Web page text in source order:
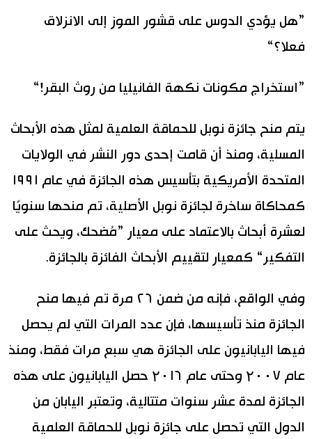
لايف ستايل
”هل يؤدي الدوس على قشور الموز إلى الانزلاق
فعلا؟“
”استخراج مكونات نكهة الفانيليا من روث البقر!“
يتم منح جائزة نوبل للحماقة العلمية لمثل هذه الأبحاث
المسلية، ومنذ أن قامت إحدى دور النشر في الولايات
المتحدة الأمريكية بتأسيس هذه الجائزة في عام ١٩٩١
كمحاكاة ساخرة لجائزة نوبل الأصلية، تم منحها سنويًا
لعشرة أبحاث بالاعتماد على معيار ”مُضحك، ويحث على
التفكير“ كمعيار لتقييم الأبحاث الفائزة بالجائزة.
وفي الواقع، فإنه من ضمن ٢٦ مرة تم فيها منح
الجائزة منذ تأسيسها، فإن عدد المرات التي لم يحصل
فيها اليابانيون على الجائزة هي سبع مرات فقط، ومنذ
عام ۲٠٠٧ وحتى عام ۲٠١٦ حصل اليابانيون على هذه
الجائزة لمدة عشر سنوات متتالية، وتعتبر اليابان من
الدول التي تحصل على جائزة نوبل للحماقة العلمية